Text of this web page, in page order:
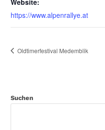
Website:
https://www.alpenrallye.at
Oldtimerfestival Medemblik
Suchen